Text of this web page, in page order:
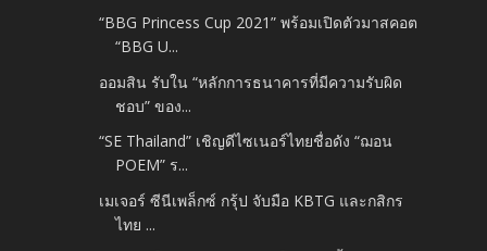
“BBG Princess Cup 2021” พร้อมเปิดตัวมาสคอต
“BBG U...
ออมสิน รับใน “หลักการธนาคารที่มีความรับผิด
ชอบ” ของ...
“SE Thailand” เชิญดีไซเนอร์ไทยชื่อดัง “ฌอน
POEM” ร...
เมเจอร์ ซีนีเพล็กซ์ กรุ้ป จับมือ KBTG และกสิกร
ไทย ...